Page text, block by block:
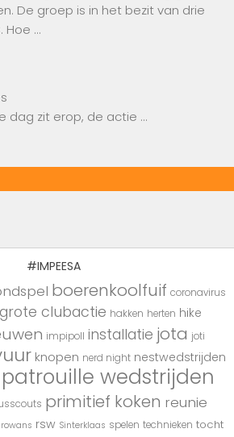
De groep is in het bezit van drie
Hoe …
dag zit erop, de actie …
#IMPEESA
boerenkoolfuif coronavirus
grote clubactie hakken herten hike
impipoll installatie jota joti
knopen nerd night nestwedstrijden
patrouille wedstrijden
primitief koken reunie
rowans rsw Sinterklaas spelen technieken tocht